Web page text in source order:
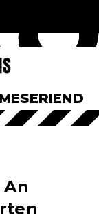
SERIEN